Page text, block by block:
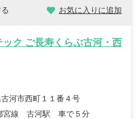
お気に入りに追加
ク ご長寿くらぶ古河・西
河市西町１１番４号
宮線 古河駅 車で５分